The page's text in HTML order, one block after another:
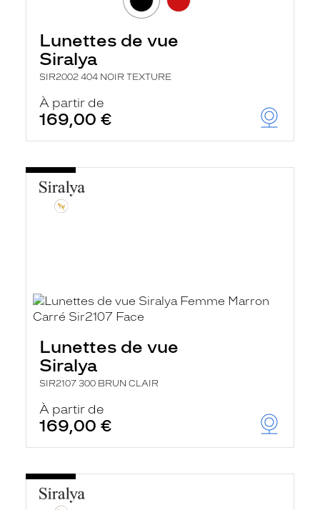
Lunettes de vue
Siralya
SIR2002 404 NOIR TEXTURE
À partir de
169,00 €
Lunettes de vue
Siralya
SIR2107 300 BRUN CLAIR
À partir de
169,00 €